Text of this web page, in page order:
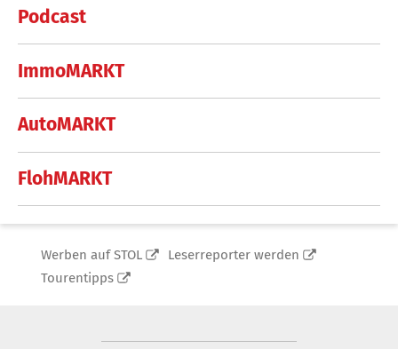
Podcast
ImmoMARKT
AutoMARKT
FlohMARKT
Werben auf STOL
Leserreporter werden
Tourentipps